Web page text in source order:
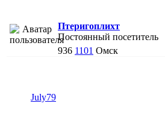
Птеригоплихт
Постоянный посетитель
936 1101 Омск
July79